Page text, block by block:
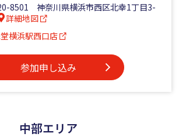
8501 神奈川県横浜市西区北幸1丁目3-
詳細地図
横浜駅西口店
参加申し込み
中部エリア